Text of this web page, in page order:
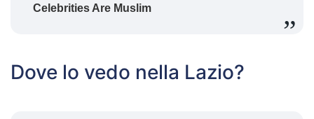
Dove lo vedo nella Lazio?